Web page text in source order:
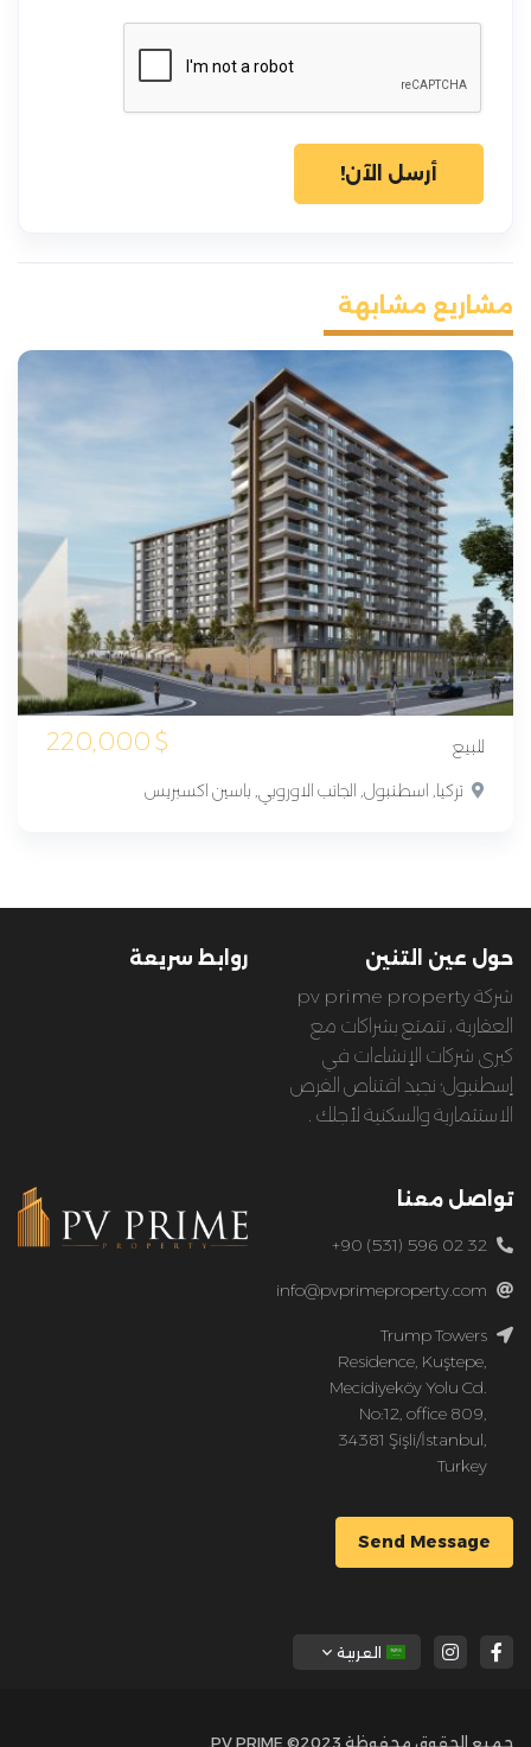
أرسل الآن!
مشاريع مشابهة
للبيع 220,000
تركيا, اسطنبول, الجانب الاوروبي, باسين اكسبريس
حول عين التنين
شركة pv prime property
العقارية ، تتمتع بشراكات مع
كبرى شركات الإنشاءات في
إسطنبول؛ نجيد اقتناص الفرص
الاستثمارية والسكنية لأجلك .
روابط سريعة
تواصل معنا
+90 (531) 596 02 32
info@pvprimeproperty.com
Trump Towers
Residence, Kuştepe,
Mecidiyeköy Yolu Cd.
No:12, office 809,
34381 Şişli/İstanbul,
Turkey
Send Message
العربية
جميع الحقوق محفوظة 2023© PV PRIME,